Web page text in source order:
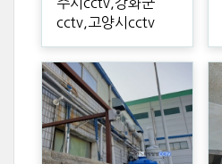
cctv,고양시cctv